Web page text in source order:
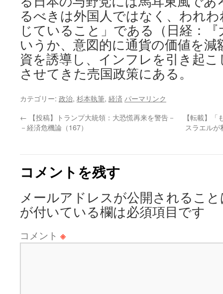
るべきは外国人ではなく、われ
じていること」である（日経：
いうか、意図的に通貨の価値を減
資を誘導し、インフレを引き起
させてきた売国政策にある。
カテゴリー: 政治, 杉本執筆, 経済 パーマリンク
← 【投稿】トランプ大統領：大恐慌再来を警告－
－経済危機論（167）
【転載】
スラエル
コメントを残す
メールアドレスが公開されるこ
が付いている欄は必須項目です
コメント ※